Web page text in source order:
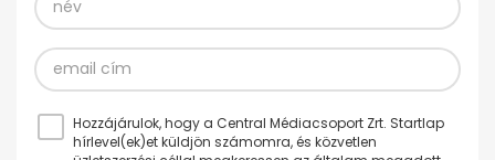
Hozzájárulok, hogy a Central Médiacsoport Zrt. Startlap
hírlevel(ek)et küldjön számomra, és közvetlen